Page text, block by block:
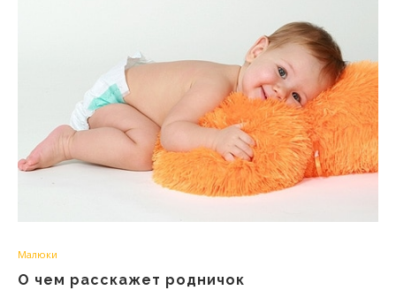
Малюки
О чем расскажет родничок